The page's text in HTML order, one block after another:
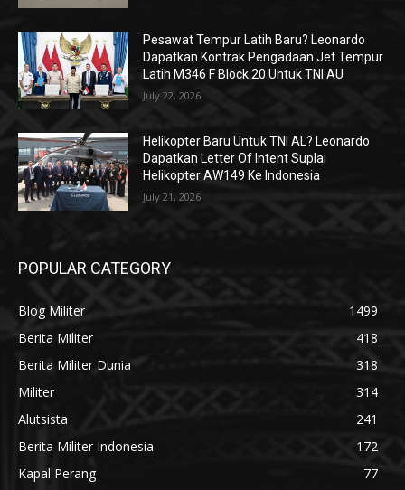
Pesawat Tempur Latih Baru? Leonardo
Dapatkan Kontrak Pengadaan Jet Tempur
Latih M346 F Block 20 Untuk TNI AU
July 22, 2026
Helikopter Baru Untuk TNI AL? Leonardo
Dapatkan Letter Of Intent Suplai
Helikopter AW149 Ke Indonesia
July 21, 2026
POPULAR CATEGORY
Blog Militer
1499
Berita Militer
418
Berita Militer Dunia
318
Militer
314
Alutsista
241
Berita Militer Indonesia
172
Kapal Perang
77